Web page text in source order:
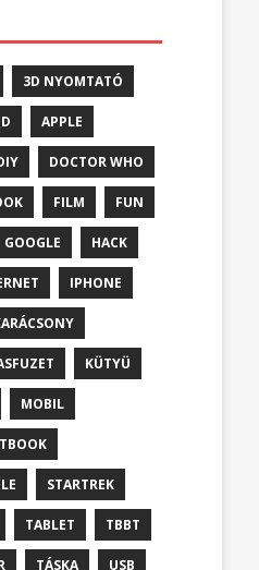
3D NYOMTATÓ
APPLE
DOCTOR WHO
FILM FUN
GOOGLE HACK
IPHONE
KÜTYÜ
MOBIL
STARTREK
TABLET TBBT
TÁSKA USB